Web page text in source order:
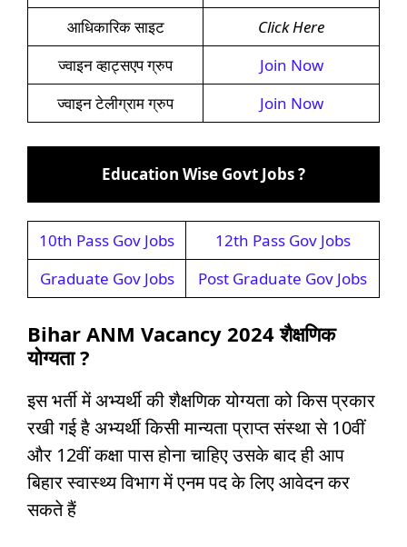
आधिकारिक साइट
Click Here
ज्वाइन व्हाट्सएप ग्रुप
Join Now
ज्वाइन टेलीग्राम ग्रुप
Join Now
Education Wise Govt Jobs ?
10th Pass Gov Jobs
12th Pass Gov Jobs
Graduate Gov Jobs
Post Graduate Gov Jobs
Bihar ANM Vacancy 2024शैक्षणिक
योग्यता ?
इस भर्ती में अभ्यर्थी की शैक्षणिक योग्यता को किस प्रकार
रखी गई है अभ्यर्थी किसी मान्यता प्राप्त संस्था से 10वीं
और 12वीं कक्षा पास होना चाहिए उसके बाद ही आप
बिहार स्वास्थ्य विभाग में एनम पद के लिए आवेदन कर
सकते हैं